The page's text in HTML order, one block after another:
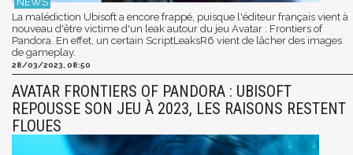
La malédiction Ubisoft a encore frappé, puisque l'éditeur français vient à
nouveau d'être victime d'un leak autour du jeu Avatar : Frontiers of
Pandora. En effet, un certain ScriptLeaksR6 vient de lâcher des images
de gameplay.
28/03/2023, 08:50
AVATAR FRONTIERS OF PANDORA : UBISOFT
REPOUSSE SON JEU À 2023, LES RAISONS RESTENT
FLOUES